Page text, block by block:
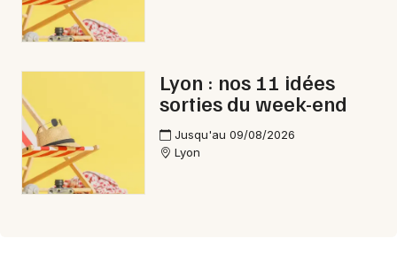
Lyon : nos 11 idées
sorties du week-end
Jusqu'au 09/08/2026
Lyon